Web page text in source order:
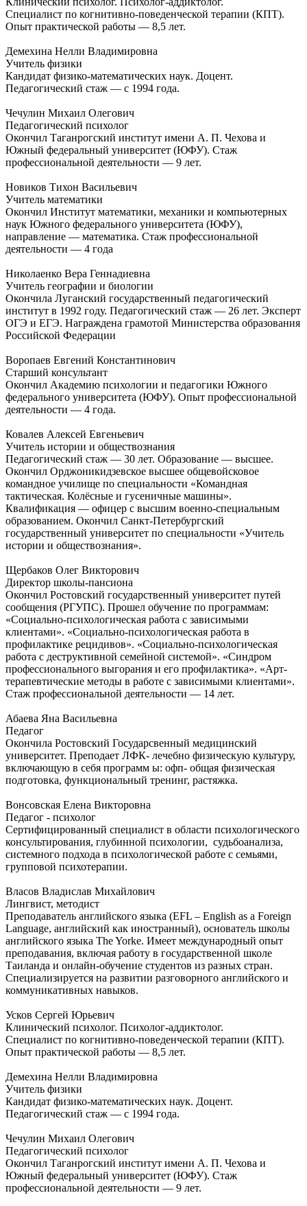
Специалист по когнитивно-поведенческой терапии (КПТ).
Опыт практической работы — 8,5 лет.
Демехина Нелли Владимировна
Учитель физики
Кандидат физико-математических наук. Доцент.
Педагогический стаж — с 1994 года.
Чечулин Михаил Олегович
Педагогический психолог
Окончил Таганрогский институт имени А. П. Чехова и
Южный федеральный университет (ЮФУ). Стаж
профессиональной деятельности — 9 лет.
Новиков Тихон Васильевич
Учитель математики
Окончил Институт математики, механики и компьютерных
наук Южного федерального университета (ЮФУ),
направление — математика. Стаж профессиональной
деятельности — 4 года
Николаенко Вера Геннадиевна
Учитель географии и биологии
Окончила Луганский государственный педагогический
институт в 1992 году. Педагогический стаж — 26 лет. Эксперт
ОГЭ и ЕГЭ. Награждена грамотой Министерства образования
Российской Федерации
Воропаев Евгений Константинович
Старший консультант
Окончил Академию психологии и педагогики Южного
федерального университета (ЮФУ). Опыт профессиональной
деятельности — 4 года.
Ковалев Алексей Евгеньевич
Учитель истории и обществознания
Педагогический стаж — 30 лет. Образование — высшее.
Окончил Орджоникидзевское высшее общевойсковое
командное училище по специальности «Командная
тактическая. Колёсные и гусеничные машины».
Квалификация — офицер с высшим военно-специальным
образованием. Окончил Санкт-Петербургский
государственный университет по специальности «Учитель
истории и обществознания».
Щербаков Олег Викторович
Директор школы-пансиона
Окончил Ростовский государственный университет путей
сообщения (РГУПС). Прошел обучение по программам:
«Социально-психологическая работа с зависимыми
клиентами». «Социально-психологическая работа в
профилактике рецидивов». «Социально-психологическая
работа с деструктивной семейной системой». «Синдром
профессионального выгорания и его профилактика». «Арт-
терапевтические методы в работе с зависимыми клиентами».
Стаж профессиональной деятельности — 14 лет.
Абаева Яна Васильевна
Педагог
Окончила Ростовский Государсвенный медицинский
университет. Преподает ЛФК- лечебно физическую культуру,
включающую в себя программ ы: офп- общая физическая
подготовка, функциональный тренинг, растяжка.
Вонсовская Елена Викторовна
Педагог - психолог
Сертифицированный специалист в области психологического
консультирования, глубинной психологии, судьбоанализа,
системного подхода в психологической работе с семьями,
групповой психотерапии.
Власов Владислав Михайлович
Лингвист, методист
Преподаватель английского языка (EFL – English as a Foreign
Language, английский как иностранный), основатель школы
английского языка The Yorke. Имеет международный опыт
преподавания, включая работу в государственной школе
Таиланда и онлайн-обучение студентов из разных стран.
Специализируется на развитии разговорного английского и
коммуникативных навыков.
Усков Сергей Юрьевич
Клинический психолог. Психолог-аддиктолог.
Специалист по когнитивно-поведенческой терапии (КПТ).
Опыт практической работы — 8,5 лет.
Демехина Нелли Владимировна
Учитель физики
Кандидат физико-математических наук. Доцент.
Педагогический стаж — с 1994 года.
Чечулин Михаил Олегович
Педагогический психолог
Окончил Таганрогский институт имени А. П. Чехова и
Южный федеральный университет (ЮФУ). Стаж
профессиональной деятельности — 9 лет.